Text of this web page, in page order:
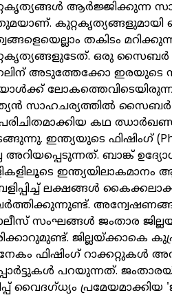
ആര്‍ജ്ജിക്കുന്ന
കുറ്റകൃത്യങ്ങളുമായി
തകിടം
ഒരു സൈബര്‍
അടുത്തേക്കോ ഇരയുടെ
സാഹചര്യത്തില്‍ സൈബര്‍
കഥ
ഇന്ത്യയുടെ ഫിഷിംഗ്
അറിയപ്പെടുന്നത്. ബാങ്ക്
ലക്ഷങ്ങള്‍
സംഘങ്ങള്‍ ജംതാര
ജില്ലയ്ക്കാകെ
ഫിഷിംഗ് റാക്കറ്റുകള്‍
പറയുന്നത്.
വൈദഗ്ധ്യം